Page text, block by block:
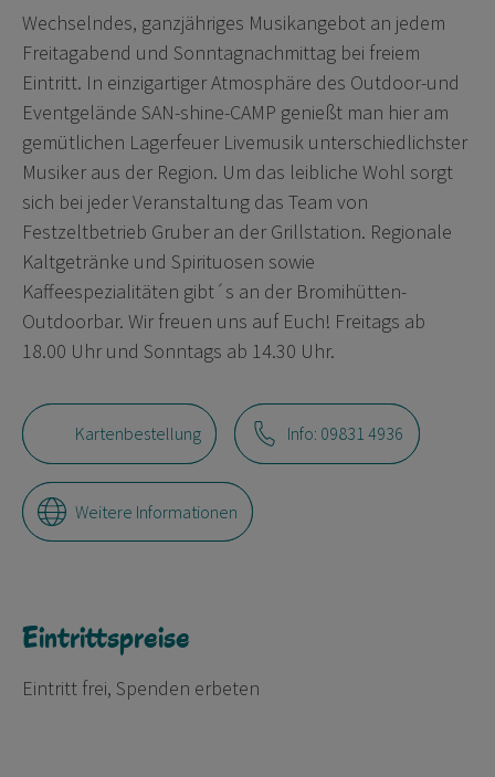
Wechselndes, ganzjähriges Musikangebot an jedem
Freitagabend und Sonntagnachmittag bei freiem
Eintritt. In einzigartiger Atmosphäre des Outdoor-und
Eventgelände SAN-shine-CAMP genießt man hier am
gemütlichen Lagerfeuer Livemusik unterschiedlichster
Musiker aus der Region. Um das leibliche Wohl sorgt
sich bei jeder Veranstaltung das Team von
Festzeltbetrieb Gruber an der Grillstation. Regionale
Kaltgetränke und Spirituosen sowie
Kaffeespezialitäten gibt´s an der Bromihütten-
Outdoorbar. Wir freuen uns auf Euch! Freitags ab
18.00 Uhr und Sonntags ab 14.30 Uhr.
Kartenbestellung Info: 09831 4936
Weitere Informationen
Eintrittspreise
Eintritt frei, Spenden erbeten